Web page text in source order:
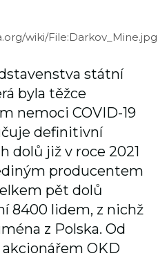
wiki/File:Darkov_Mine.jpg
státní
byla těžce
nemoci COVID-19
definitivní
dolů již v roce 2021
producentem
pět dolů
8400 lidem, z nichž
z Polska. Od
OKD